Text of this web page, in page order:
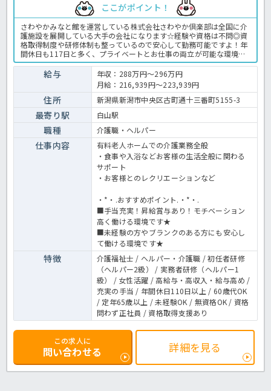
ここがポイント！
さわやかみなと館を運営している株式会社さわやか倶楽部は全国に介
護施設を展開している大手の会社になります☆経験や資格は不問◎資
格取得制度や研修体制も整っているので安心して勤務可能ですよ！年
間休日も117日と多く、プライベートとお仕事の両立が可能な環境に
なります☆定年が65歳で長く勤務することも可能で、65歳以降も条件
面は変わらずに働けるので安心の職場です〇求人が気になる方は是非
ほっ介護までお問い合わせください！有料老人ホームでの介護業務全
般です。＜介護職 正職員 有料老人ホームの求人＞
給与
年収：288万円～296万円
月給：216,939円～223,939円
住所 新潟県新潟市中央区古町通十三番町5155-3
最寄り駅 白山駅
職種 介護職・ヘルパー
仕事内容
有料老人ホームでの介護業務全般
・食事や入浴などお客様の生活全般に関わる
サポート
・お客様とのレクリエーションなど
・*・.おすすめポイント.・*・.
■手当充実！昇給賞与あり！モチベーション
高く働ける環境です★
■未経験の方やブランクのある方にも安心し
て働ける環境です★
特徴
介護福祉士 / ヘルパー・介護職 / 初任者研修
（ヘルパー2級） / 実務者研修（ヘルパー1
級） / 女性活躍 / 高給与・高収入・給与高め /
充実の手当 / 年間休日110日以上 / 60歳代OK
/ 定年65歳以上 / 未経験OK / 無資格OK / 資格
問わず正社員 / 資格取得支援あり
この求人に
問い合わせる 詳細を見る